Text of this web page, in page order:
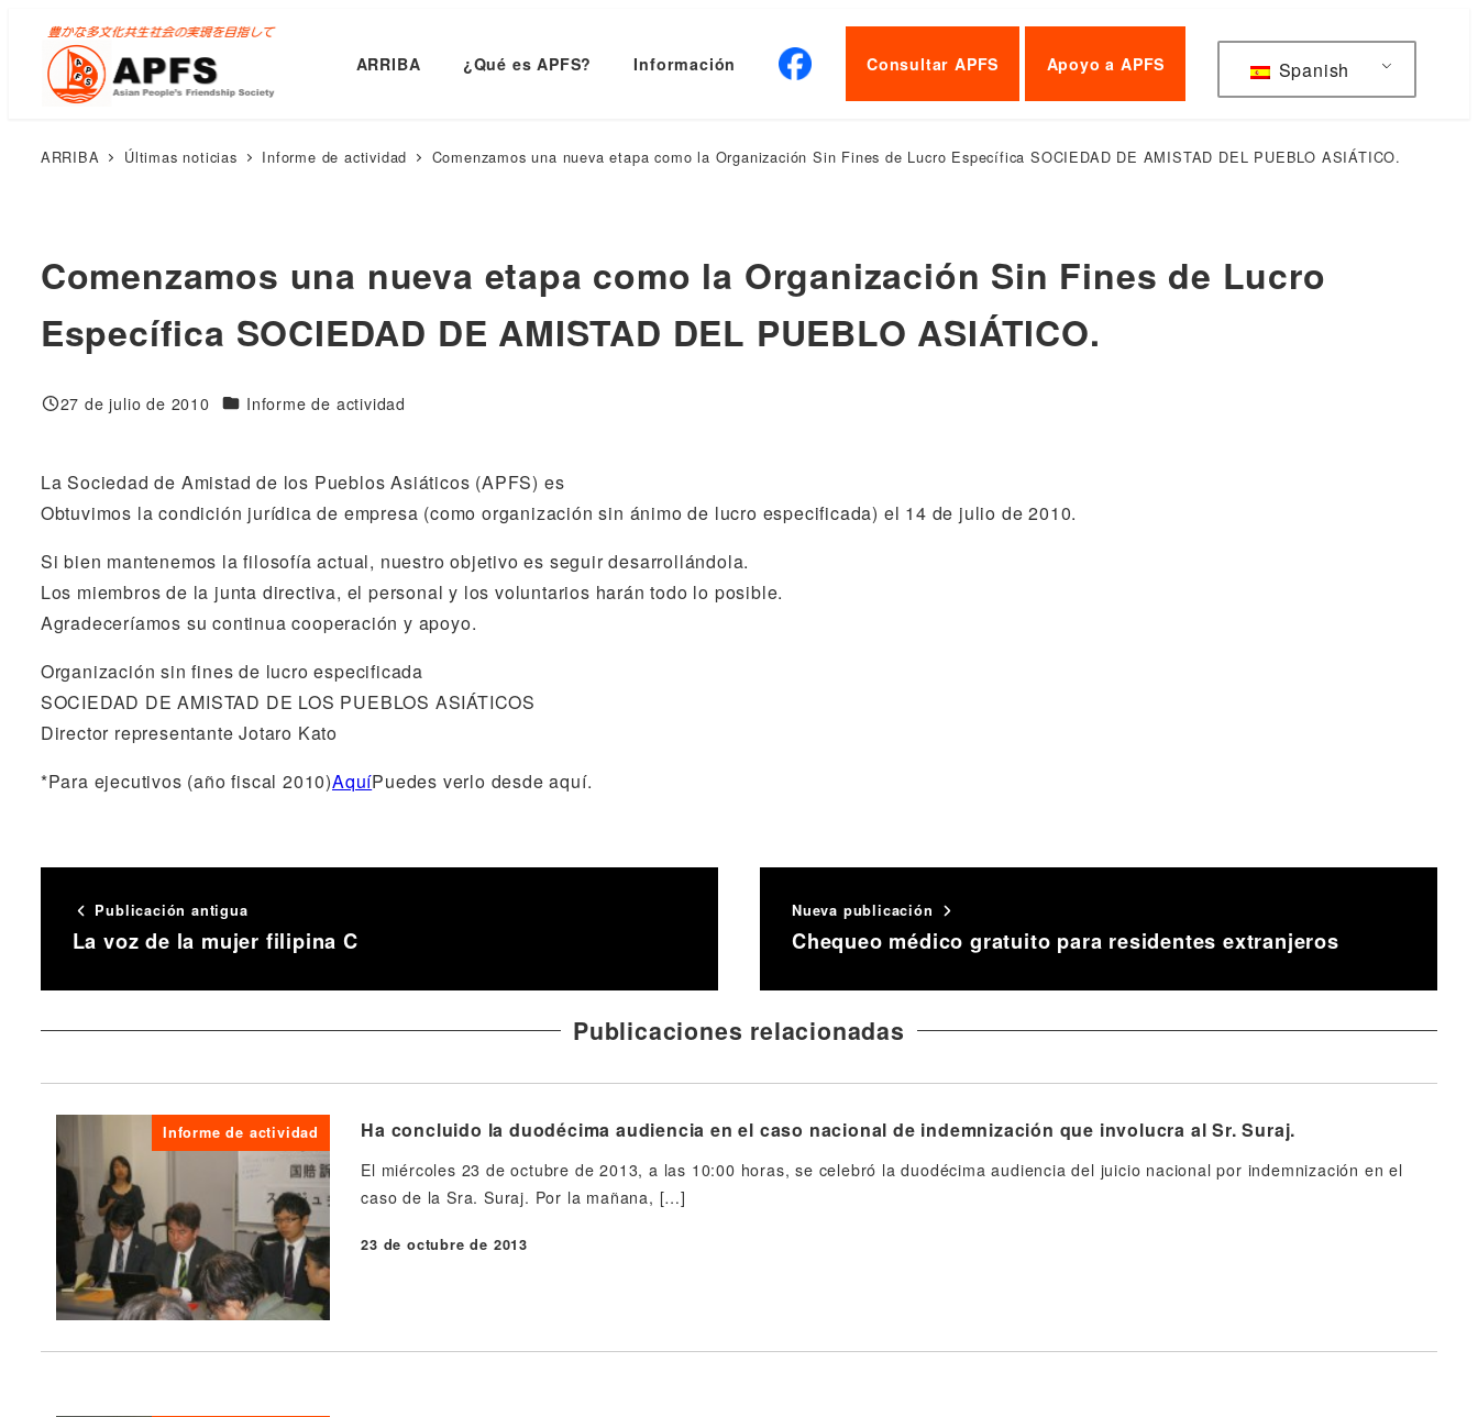
Saltar
contenido
ARRIBA ¿Qué es APFS? Información Consultar APFS Apoyo a APFS Spanish
ARRIBA Últimas noticias Informe de actividad Comenzamos una nueva etapa como la Organización Sin Fines de Lucro Específica SOCIEDAD DE AMISTAD DEL PUEBLO ASIÁTICO.
Comenzamos una nueva etapa como la Organización Sin Fines de Lucro
Específica SOCIEDAD DE AMISTAD DEL PUEBLO ASIÁTICO.
Publicado
27 de julio de 2010 Categorías
Informe de actividad
La Sociedad de Amistad de los Pueblos Asiáticos (APFS) es
Obtuvimos la condición jurídica de empresa (como organización sin ánimo de lucro especificada) el 14 de julio de 2010.
Si bien mantenemos la filosofía actual, nuestro objetivo es seguir desarrollándola.
Los miembros de la junta directiva, el personal y los voluntarios harán todo lo posible.
Agradeceríamos su continua cooperación y apoyo.
Organización sin fines de lucro especificada
SOCIEDAD DE AMISTAD DE LOS PUEBLOS ASIÁTICOS
Director representante Jotaro Kato
*Para ejecutivos (año fiscal 2010)AquíPuedes verlo desde aquí.
Publicación antigua
La voz de la mujer filipina C
Nueva publicación
Chequeo médico gratuito para residentes extranjeros
Publicaciones relacionadas
Informe de actividad Ha concluido la duodécima audiencia en el caso nacional de indemnización que involucra al Sr. Suraj.
El miércoles 23 de octubre de 2013, a las 10:00 horas, se celebró la duodécima audiencia del juicio nacional por indemnización en el
caso de la Sra. Suraj. Por la mañana, […]
Publicado
23 de octubre de 2013